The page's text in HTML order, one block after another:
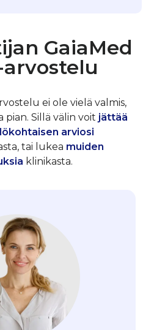
GaiaMed
ei ole vielä valmis,
Sillä välin voit jättää
arviosi
tai lukea muiden
klinikasta.